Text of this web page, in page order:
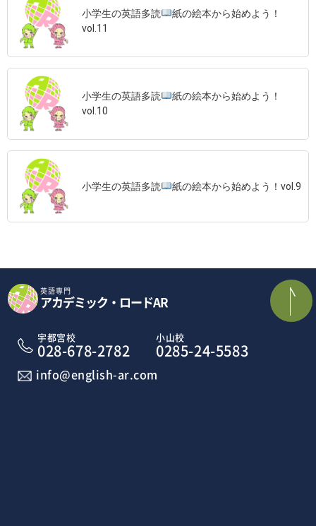
小学生の英語多読
紙の絵本から始めよう！
vol.11
小学生の英語多読
紙の絵本から始めよう！
vol.10
小学生の英語多読 紙の絵本から始めよう！vol.9
英語専門
アカデミック・ロードAR
宇都宮校
028-678-2782
小山校
0285-24-5583
info@english-ar.com